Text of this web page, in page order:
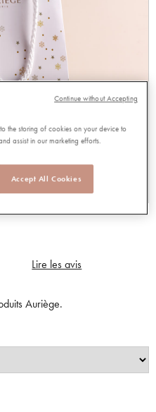
Lire les avis
Auriège.
the storing of cookies on your device to
assist in our marketing efforts.
Accept All Cookies
Continue without Accepting